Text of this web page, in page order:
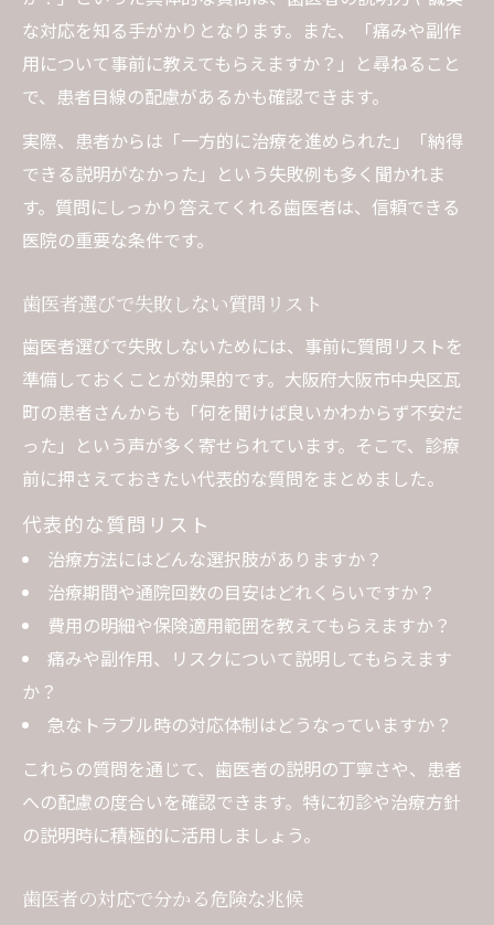
な対応を知る手がかりとなります。また、「痛みや副作
用について事前に教えてもらえますか？」と尋ねること
で、患者目線の配慮があるかも確認できます。
実際、患者からは「一方的に治療を進められた」「納得
できる説明がなかった」という失敗例も多く聞かれま
す。質問にしっかり答えてくれる歯医者は、信頼できる
医院の重要な条件です。
歯医者選びで失敗しない質問リスト
歯医者選びで失敗しないためには、事前に質問リストを
準備しておくことが効果的です。大阪府大阪市中央区瓦
町の患者さんからも「何を聞けば良いかわからず不安だ
った」という声が多く寄せられています。そこで、診療
前に押さえておきたい代表的な質問をまとめました。
代表的な質問リスト
治療方法にはどんな選択肢がありますか？
治療期間や通院回数の目安はどれくらいですか？
費用の明細や保険適用範囲を教えてもらえますか？
痛みや副作用、リスクについて説明してもらえます
か？
急なトラブル時の対応体制はどうなっていますか？
これらの質問を通じて、歯医者の説明の丁寧さや、患者
への配慮の度合いを確認できます。特に初診や治療方針
の説明時に積極的に活用しましょう。
歯医者の対応で分かる危険な兆候